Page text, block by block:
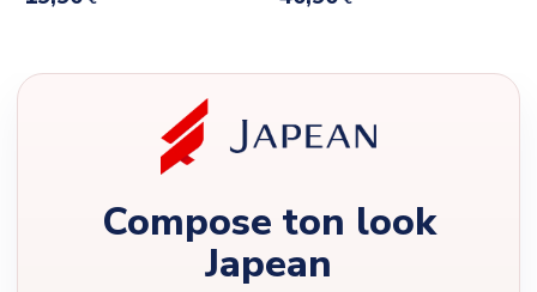
Compose ton look
Japean